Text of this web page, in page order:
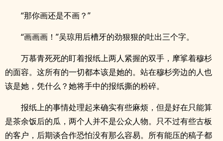
“那你画还是不画？”
“画画画！”吴琼用后槽牙的劲狠狠的吐出三个字。
万慕青死死的盯着报纸上两人紧握的双手，摩挲着穆杉
的面容。这所有的一切都本该是她的。站在穆杉旁边的人也
该是她，凭什么？她将手中的报纸撕的粉碎。
报纸上的事情处理起来确实有些麻烦，但是好在只能算
是茶余饭后的瓜，两个人并不是公众人物。只不过有些古板
的客户，后期谈合作恐怕没有那么容易。所有能压的稿子都